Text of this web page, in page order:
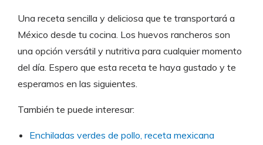
Una receta sencilla y deliciosa que te transportará a
México desde tu cocina. Los huevos rancheros son
una opción versátil y nutritiva para cualquier momento
del día. Espero que esta receta te haya gustado y te
esperamos en las siguientes.
También te puede interesar:
Enchiladas verdes de pollo, receta mexicana